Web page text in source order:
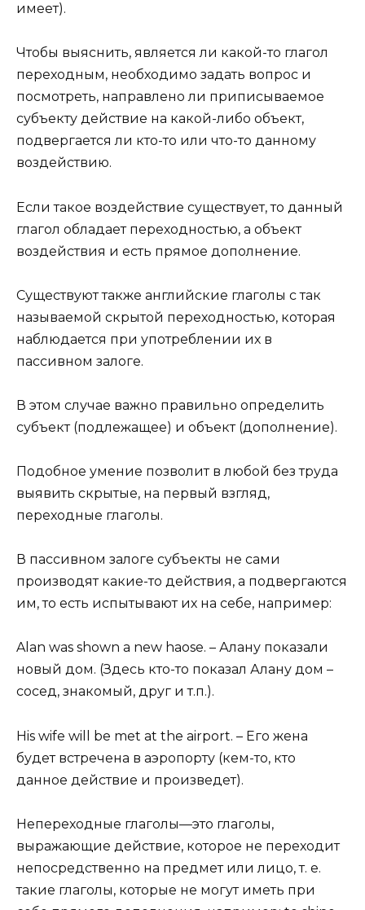
имеет).
Чтобы выяснить, является ли какой-то глагол
переходным, необходимо задать вопрос и
посмотреть, направлено ли приписываемое
субъекту действие на какой-либо объект,
подвергается ли кто-то или что-то данному
воздействию.
Если такое воздействие существует, то данный
глагол обладает переходностью, а объект
воздействия и есть прямое дополнение.
Существуют также английские глаголы с так
называемой скрытой переходностью, которая
наблюдается при употреблении их в
пассивном залоге.
В этом случае важно правильно определить
субъект (подлежащее) и объект (дополнение).
Подобное умение позволит в любой без труда
выявить скрытые, на первый взгляд,
переходные глаголы.
В пассивном залоге субъекты не сами
производят какие-то действия, а подвергаются
им, то есть испытывают их на себе, например:
Alan was shown a new haose. – Алану показали
новый дом. (Здесь кто-то показал Алану дом –
сосед, знакомый, друг и т.п.).
His wife will be met at the airport. – Его жена
будет встречена в аэропорту (кем-то, кто
данное действие и произведет).
Непереходные глаголы—это глаголы,
выражающие действие, которое не переходит
непосредственно на предмет или лицо, т. е.
такие глаголы, которые не могут иметь при